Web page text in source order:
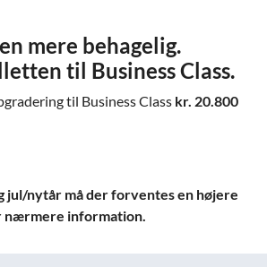
mere behagelig.
til Business Class.
til Business Class kr. 20.800
jul/nytår må der forventes en højere
nærmere information.